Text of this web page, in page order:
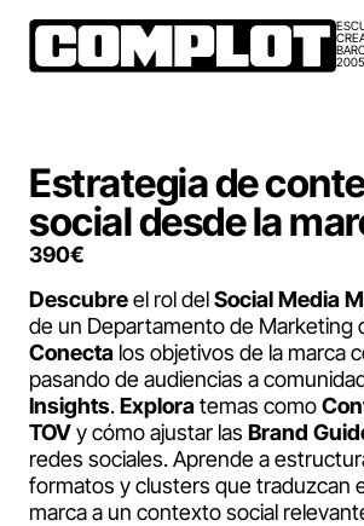
2005
Estrategia de
social desde la
390€
Descubreel rol delSocial Media
de un Departamento de Marketing
Conecta los objetivos de la marca
pasando de audiencias a
Insights.Exploratemas como
TOVy cómo ajustar las Brand
redes sociales. Aprende a
formatos y clusters que traduzcan
marca a un contexto social